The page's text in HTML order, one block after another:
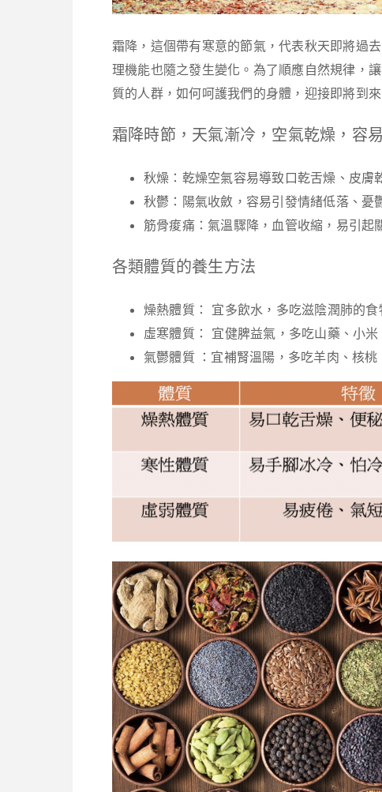
霜降，這個帶有寒意的節氣，代表秋天即將過
理機能也隨之發生變化。為了順應自然規律，
質的人群，如何呵護我們的身體，迎接即將到來
霜降時節，天氣漸冷，空氣乾燥，容
秋燥：乾燥空氣容易導致口乾舌燥、皮膚
秋鬱：陽氣收斂，容易引發情緒低落、憂
筋骨痠痛：氣溫驟降，血管收縮，易引起
各類體質的養生方法
燥熱體質：
宜多飲水，多吃滋陰潤肺的
虛寒體質：
宜健脾益氣，多吃山藥、小米
氣鬱體質 ： 宜補腎溫陽，多吃羊肉、核桃